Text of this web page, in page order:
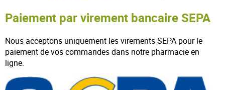
Paiement par virement bancaire SEPA
Nous acceptons uniquement les virements SEPA pour le
paiement de vos commandes dans notre pharmacie en
ligne.